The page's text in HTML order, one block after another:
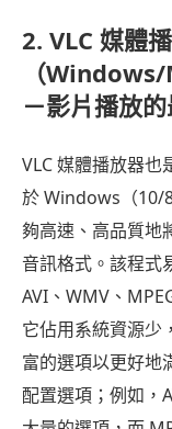
2. VLC 媒體
（
－影片播放
VLC 媒體播放器也
於 Windows（10/
夠高速、高品質地
音訊格式。該程式
AVI、WMV、
它佔用系統資源少
富的選項以更好地
配置選項；例如，